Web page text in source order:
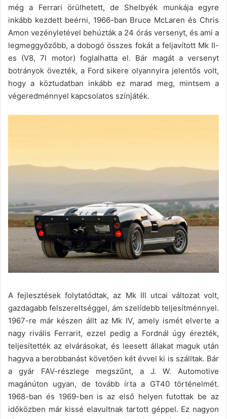
még a Ferrari örülhetett, de Shelbyék munkája egyre
inkább kezdett beérni, 1966-ban Bruce McLaren és Chris
Amon vezényletével behúzták a 24 órás versenyt, és ami a
legmeggyőzőbb, a dobogó összes fokát a feljavított Mk II-
es (V8, 7l motor) foglalhatta el. Bár magát a versenyt
botrányok övezték, a Ford sikere olyannyira jelentős volt,
hogy a köztudatban inkább ez marad meg, mintsem a
végeredménnyel kapcsolatos színjáték.
A fejlesztések folytatódtak, az Mk III utcai változat volt,
gazdagabb felszereltséggel, ám szelídebb teljesítménnyel.
1967-re már készen állt az Mk IV, amely ismét elverte a
nagy rivális Ferrarit, ezzel pedig a Fordnál úgy érezték,
teljesítették az elvárásokat, és leesett állakat maguk után
hagyva a berobbanást követően két évvel ki is szálltak. Bár
a gyár FAV-részlege megszűnt, a J. W. Automotive
magánúton ugyan, de tovább írta a GT40 történelmét.
1968-ban és 1969-ben is az első helyen futottak be az
időközben már kissé elavultnak tartott géppel. Ez nagyon